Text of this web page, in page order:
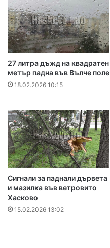
27 литра дъжд на квадратен
метър падна във Вълче поле
18.02.2026 10:15
Сигнали за паднали дървета
и мазилка във ветровито
Хасково
15.02.2026 13:02